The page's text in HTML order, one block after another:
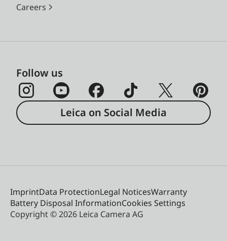
Careers
Follow us
Leica on Social Media
ImprintData ProtectionLegal NoticesWarranty
Battery Disposal InformationCookies Settings
Copyright © 2026 Leica Camera AG